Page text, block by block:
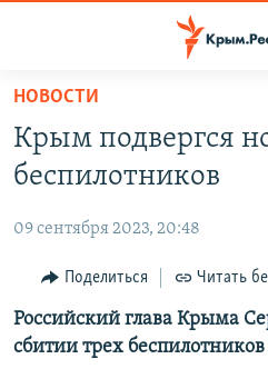
Вернуться
основному
содержанию
навигации
Вернутся
СПЕЦПРОЕКТЫ
КАРТА ВОЕННЫХ ОБЪЕКТОВ КРЫМА
11 ЛЕТ ОККУПАЦИИ КРЫМА. 11
ИСТОРИЯ
ЕЩЕ
ИНТЕРАКТИВ
ИНФОГРАФИКА
РАДІО СВОБОДА
КАК ОБОЙТИ БЛОКИРОВКУ
НОВОСТИ
Крым подвергся
беспилотников
09 сентября 2023, 20:48
Поделиться Читать
Российский глава Крыма
сбитии трех